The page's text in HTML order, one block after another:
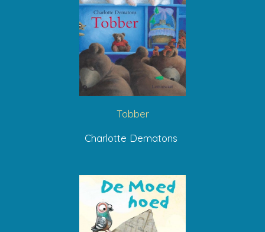
Tobber
Charlotte Dematons